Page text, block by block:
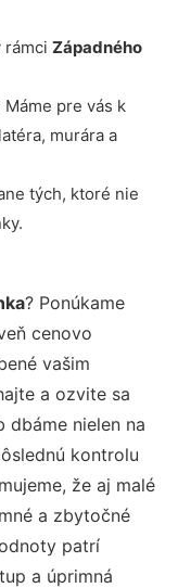
rámci Západného
pre vás k
murára a
tých, ktoré nie
? Ponúkame
cenovo
vašim
a ozvite sa
dbáme nielen na
kontrolu
že aj malé
a zbytočné
patrí
a úprimná